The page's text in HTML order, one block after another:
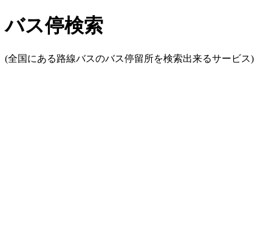
バス停検索
(全国にある路線バスのバス停留所を検索出来るサービス)